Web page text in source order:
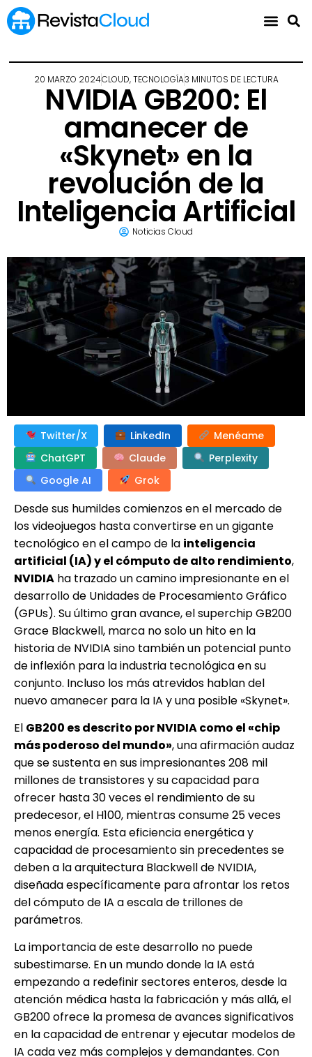
20 MARZO 2024CLOUD,TECNOLOGÍA3 MINUTOS DE LECTURA
NVIDIA GB200: El
amanecer de
«Skynet» en la
revolución de la
Inteligencia Artificial
Noticias Cloud
Twitter/X LinkedIn
Menéame
ChatGPT
Claude
Perplexity
Google AI
Grok
Desde sus humildes comienzos en el mercado de
los videojuegos hasta convertirse en un gigante
tecnológico en el campo de la inteligencia
artificial (IA) y el cómputo de alto rendimiento,
NVIDIA ha trazado un camino impresionante en el
desarrollo de Unidades de Procesamiento Gráfico
(GPUs). Su último gran avance, el superchip GB200
Grace Blackwell, marca no solo un hito en la
historia de NVIDIA sino también un potencial punto
de inflexión para la industria tecnológica en su
conjunto. Incluso los más atrevidos hablan del
nuevo amanecer para la IA y una posible «Skynet».
El GB200 es descrito por NVIDIA como el «chip
más poderoso del mundo», una afirmación audaz
que se sustenta en sus impresionantes 208 mil
millones de transistores y su capacidad para
ofrecer hasta 30 veces el rendimiento de su
predecesor, el H100, mientras consume 25 veces
menos energía. Esta eficiencia energética y
capacidad de procesamiento sin precedentes se
deben a la arquitectura Blackwell de NVIDIA,
diseñada específicamente para afrontar los retos
del cómputo de IA a escala de trillones de
parámetros.
La importancia de este desarrollo no puede
subestimarse. En un mundo donde la IA está
empezando a redefinir sectores enteros, desde la
atención médica hasta la fabricación y más allá, el
GB200 ofrece la promesa de avances significativos
en la capacidad de entrenar y ejecutar modelos de
IA cada vez más complejos y demandantes. Con